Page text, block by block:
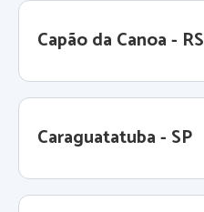
Capão da Canoa - RS
Caraguatatuba - SP